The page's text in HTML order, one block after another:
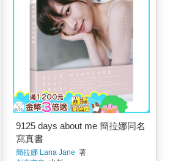
9125 days about me 簡拉娜同名
寫真書
簡拉娜 Lana Jane 著